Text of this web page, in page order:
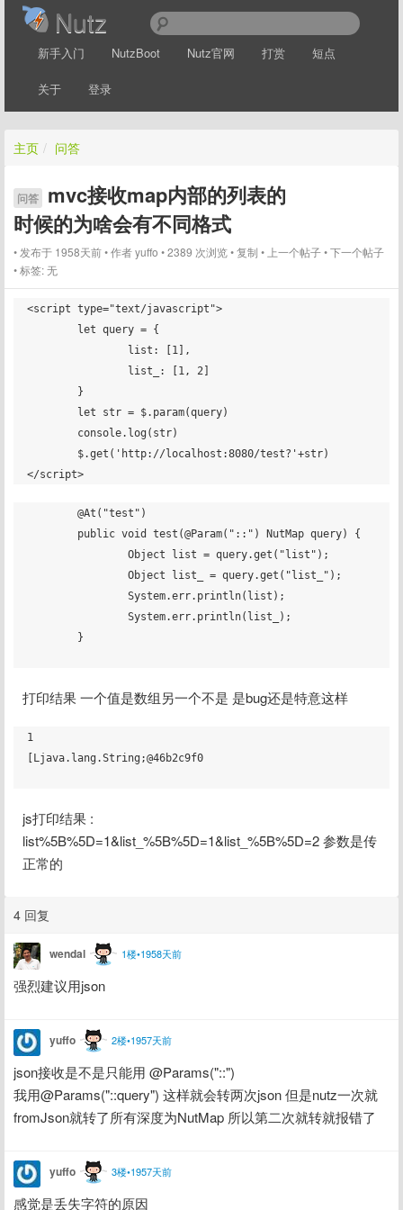
Nutz
新手入门 NutzBoot Nutz官网 打赏 短点
关于 登录
主页 / 问答
问答
mvc接收map内部的列表的
时候的为啥会有不同格式
发布于 1958天前 作者yuffo 2389 次浏览 复制 上一个帖子 下一个帖子
标签:无
<script type="text/javascript">
打印结果 一个值是数组另一个不是 是bug还是特意这样
1
[Ljava.lang.String;@46b2c9f0
js打印结果 :
list%5B%5D=1&list_%5B%5D=1&list_%5B%5D=2 参数是传
正常的
4 回复
wendal 1楼•1958天前
强烈建议用json
yuffo 2楼•1957天前
json接收是不是只能用 @Params("::")
我用@Params("::query") 这样就会转两次json 但是nutz一次就
fromJson就转了所有深度为NutMap 所以第二次就转就报错了
yuffo 3楼•1957天前
感觉是丢失字符的原因